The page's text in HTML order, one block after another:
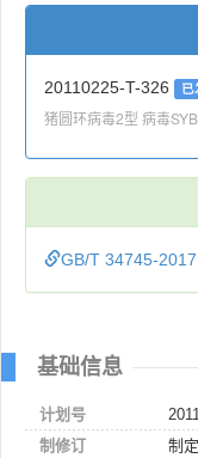
20110225-T-326 已
猪圆环病毒2型 病毒
GB/T 34745-2017
基础信息
计划号
制修订
制定